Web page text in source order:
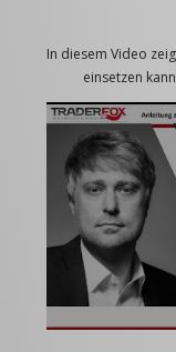
In diesem Video
einsetzen